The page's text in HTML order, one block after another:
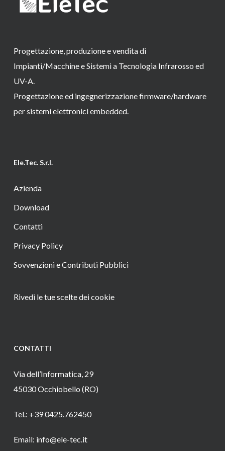
Progettazione, produzione e vendita di
Impianti/Macchine e Sistemi a Tecnologia Infrarosso ed
UV-A.
Progettazione ed ingegnerizzazione firmware/hardware
per sistemi elettronici embedded.
Ele.Tec. S.r.l.
Azienda
Download
Contatti
Privacy Policy
Sovvenzioni e Contributi Pubblici
Rivedi le tue scelte dei cookie
CONTATTI
Via dell’Informatica, 29
45030 Occhiobello (RO)
Tel.: +39 0425.762450
Email: info@ele-tec.it